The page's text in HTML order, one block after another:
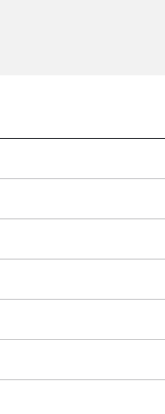
Google Maps laden zu